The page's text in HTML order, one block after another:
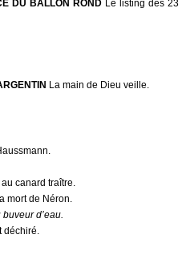
DU BALLON ROND Le listing des 23
La main de Dieu veille.
canard traître.
mort de Néron.
d’eau.
déchiré.